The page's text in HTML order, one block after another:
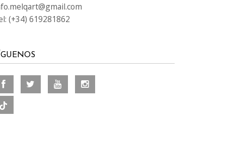
(+34) 619281862